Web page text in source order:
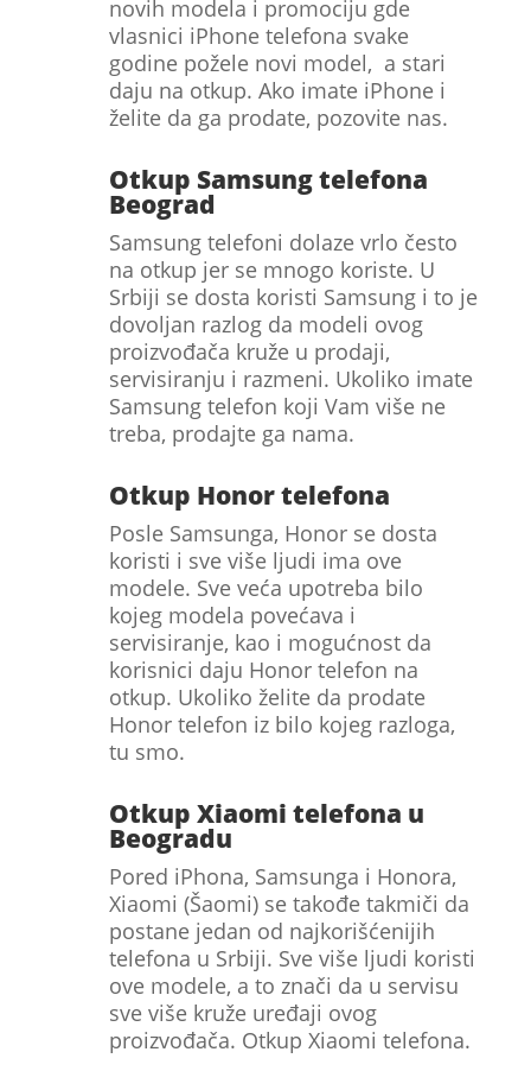
novih modela i promociju gde
vlasnici iPhone telefona svake
godine požele novi model, a stari
daju na otkup. Ako imate iPhone i
želite da ga prodate, pozovite nas.
Otkup Samsung telefona
Beograd
Samsung telefoni dolaze vrlo često
na otkup jer se mnogo koriste. U
Srbiji se dosta koristi Samsung i to je
dovoljan razlog da modeli ovog
proizvođača kruže u prodaji,
servisiranju i razmeni. Ukoliko imate
Samsung telefon koji Vam više ne
treba, prodajte ga nama.
Otkup Honor telefona
Posle Samsunga, Honor se dosta
koristi i sve više ljudi ima ove
modele. Sve veća upotreba bilo
kojeg modela povećava i
servisiranje, kao i mogućnost da
korisnici daju Honor telefon na
otkup. Ukoliko želite da prodate
Honor telefon iz bilo kojeg razloga,
tu smo.
Otkup Xiaomi telefona u
Beogradu
Pored iPhona, Samsunga i Honora,
Xiaomi (Šaomi) se takođe takmiči da
postane jedan od najkorišćenijih
telefona u Srbiji. Sve više ljudi koristi
ove modele, a to znači da u servisu
sve više kruže uređaji ovog
proizvođača. Otkup Xiaomi telefona.